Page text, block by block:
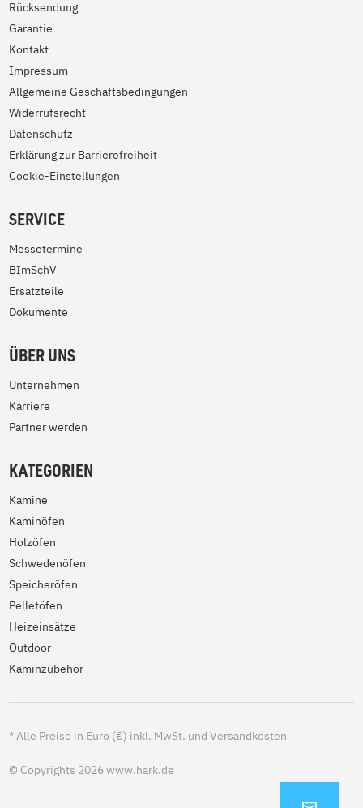
Rücksendung
Garantie
Kontakt
Impressum
Allgemeine Geschäftsbedingungen
Widerrufsrecht
Datenschutz
Erklärung zur Barrierefreiheit
Cookie-Einstellungen
SERVICE
Messetermine
BImSchV
Ersatzteile
Dokumente
ÜBER UNS
Unternehmen
Karriere
Partner werden
KATEGORIEN
Kamine
Kaminöfen
Holzöfen
Schwedenöfen
Speicheröfen
Pelletöfen
Heizeinsätze
Outdoor
Kaminzubehör
*Alle Preise in Euro (€) inkl. MwSt. und Versandkosten
© Copyrights 2026 www.hark.de